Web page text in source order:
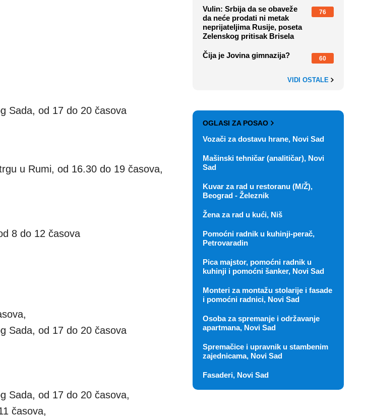
Sada, od 17 do 20 časova
u Rumi, od 16.30 do 19 časova,
8 do 12 časova
Sada, od 17 do 20 časova
Sada, od 17 do 20 časova,
časova,
Vulin: Srbija da se obaveže
da neće prodati ni metak
neprijateljima Rusije, poseta
Zelenskog pritisak Brisela
76
Čija je Jovina gimnazija? 60
VIDI OSTALE
OGLASI ZA POSAO
Vozači za dostavu hrane, Novi Sad
Mašinski tehničar (analitičar), Novi
Sad
Kuvar za rad u restoranu (M/Ž),
Beograd - Železnik
Žena za rad u kući, Niš
Pomoćni radnik u kuhinji-perač,
Petrovaradin
Pica majstor, pomoćni radnik u
kuhinji i pomoćni šanker, Novi Sad
Monteri za montažu stolarije i fasade
i pomoćni radnici, Novi Sad
Osoba za spremanje i održavanje
apartmana, Novi Sad
Spremačice i upravnik u stambenim
zajednicama, Novi Sad
Fasaderi, Novi Sad